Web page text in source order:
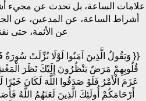
علامات الساعة، بل تحدث عن مجيء
أشراط الساعة، عن المدعين، عن
عن الأئمة، حتى
{{ وَيَقُولُ الَّذِينَ آمَنُوا لَوْلَا نُزِّلَتْ
قُلُوبِهِمْ مَرَضٌ يَنْظُرُونَ إِلَيْكَ نَظَرَ
عَزَمَ الْأَمْرُ فَلَوْ صَدَقُوا اللَّهَ لَكَانَ
أَرْحَامَكُمْ أُولَئِكَ الَّذِينَ لَعَنَهُمُ اللَّهُ